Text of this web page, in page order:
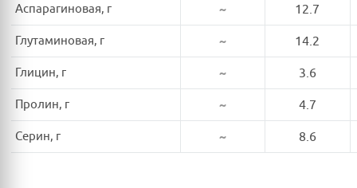
Аспарагиновая, г ~ 12.7
Глутаминовая, г ~ 14.2
Глицин, г ~ 3.6
Пролин, г ~ 4.7
Серин, г ~ 8.6